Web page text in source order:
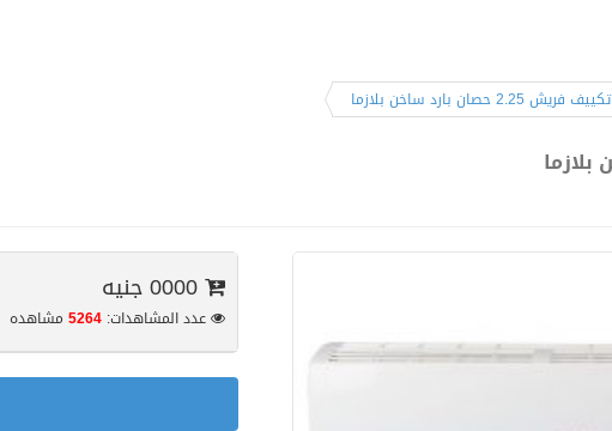
تكييف فريش 2.25 حصان بارد ساخن بلازما
عدد المشاهدات: 5264 مشاهده